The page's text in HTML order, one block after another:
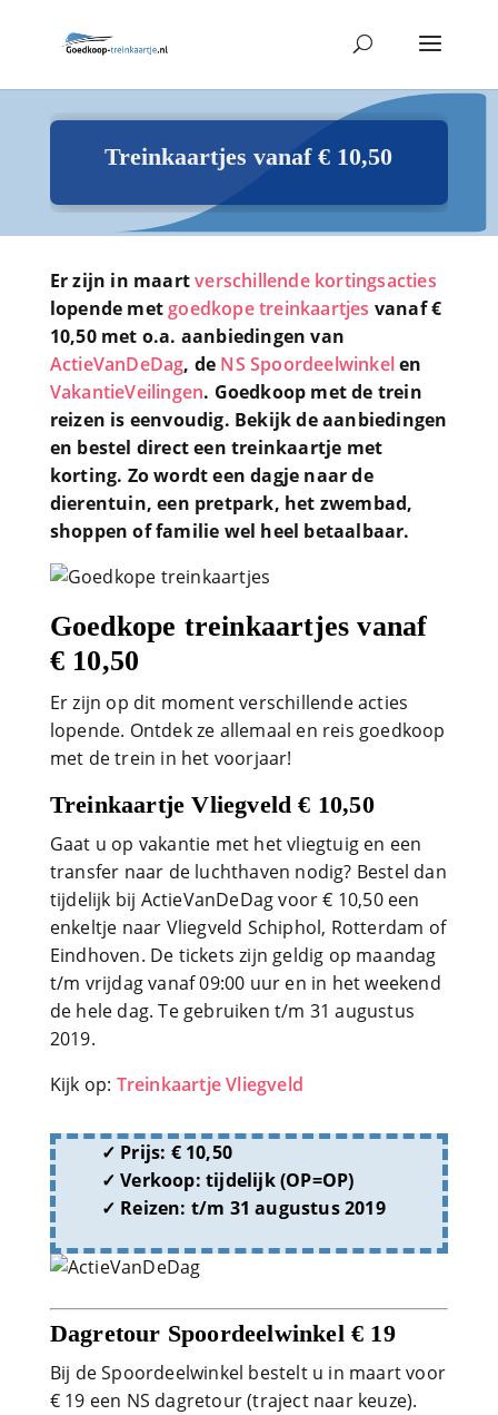
Treinkaartjes vanaf € 10,50
Er zijn in maartverschillende kortingsacties
lopende met goedkope treinkaartjes vanaf €
10,50 met o.a. aanbiedingen van
ActieVanDeDag, de NS Spoordeelwinkelen
VakantieVeilingen. Goedkoop met de trein
reizen is eenvoudig. Bekijk de aanbiedingen
en bestel direct een treinkaartje met
korting. Zo wordt een dagje naar de
dierentuin, een pretpark, het zwembad,
shoppen of familie wel heel betaalbaar.
Goedkope treinkaartjes vanaf
€ 10,50
Er zijn op dit moment verschillende acties
lopende. Ontdek ze allemaal en reis goedkoop
met de trein in het voorjaar!
Treinkaartje Vliegveld € 10,50
Gaat u op vakantie met het vliegtuig en een
transfer naar de luchthaven nodig? Bestel dan
tijdelijk bij ActieVanDeDag voor € 10,50 een
enkeltje naar Vliegveld Schiphol, Rotterdam of
Eindhoven. De tickets zijn geldig op maandag
t/m vrijdag vanaf 09:00 uur en in het weekend
de hele dag. Te gebruiken t/m 31 augustus
2019.
Kijk op: Treinkaartje Vliegveld
Prijs: € 10,50
Verkoop: tijdelijk (OP=OP)
Reizen: t/m 31 augustus 2019
Dagretour Spoordeelwinkel € 19
Bij de Spoordeelwinkel bestelt u in maart voor
€ 19 een NS dagretour (traject naar keuze).